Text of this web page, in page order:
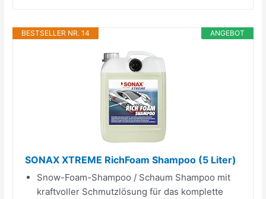
ANGEBOT
BESTSELLER NR. 14
SONAX XTREME RichFoam Shampoo (5 Liter)
Snow-Foam-Shampoo / Schaum Shampoo mit
kraftvoller Schmutzlösung für das komplette